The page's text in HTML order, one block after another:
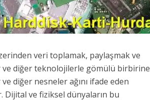
veri toplamak, paylaşmak ve
ve diğer teknolojilerle gömülü birbirine
diğer nesneler ağını ifade eden
ve fiziksel dünyaların bu